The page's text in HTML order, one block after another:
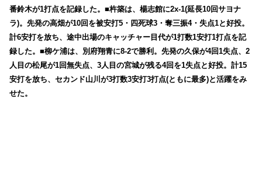
番鈴木が1打点を記録した。■杵築は、楊志館に2x-1(延長10回サヨナ
ラ)。先発の高畑が10回を被安打5・四死球3・奪三振4・失点1と好投。
計6安打を放ち、途中出場のキャッチャー目代が1打数1安打1打点を記
録した。■柳ケ浦は、別府翔青に8-2で勝利。先発の久保が4回1失点、2
人目の松尾が1回無失点、3人目の宮城が残る4回を1失点と好投。計15
安打を放ち、セカンド山川が3打数3安打3打点(ともに最多)と活躍をみ
せた。